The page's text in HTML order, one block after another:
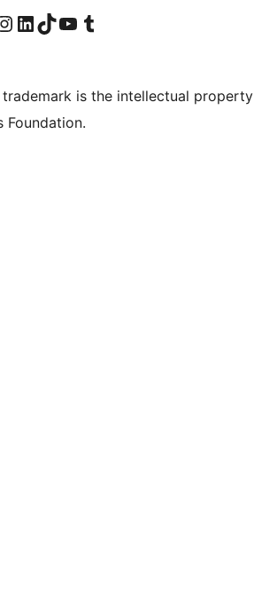
Mastodoncie
Threadsa
naszego Facebooka
nasze konto na Instagramie
Odwiedź nasze konto na LinkedIn
Odwiedź naszego TikToka
Odwiedź nasz kanał YouTube
Odwiedź naszego Tumblra
trademark is the intellectual property
Foundation.